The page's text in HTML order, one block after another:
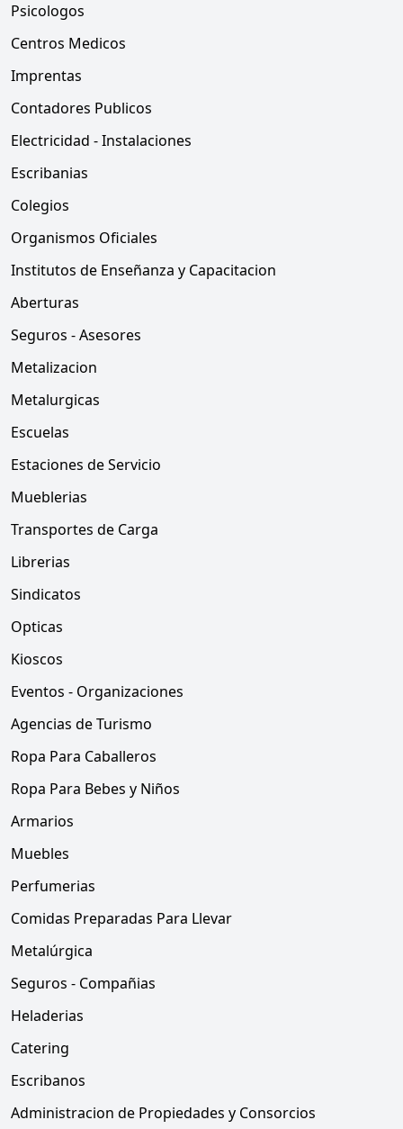
Psicologos
Centros Medicos
Imprentas
Contadores Publicos
Electricidad - Instalaciones
Escribanias
Colegios
Organismos Oficiales
Institutos de Enseñanza y Capacitacion
Aberturas
Seguros - Asesores
Metalizacion
Metalurgicas
Escuelas
Estaciones de Servicio
Mueblerias
Transportes de Carga
Librerias
Sindicatos
Opticas
Kioscos
Eventos - Organizaciones
Agencias de Turismo
Ropa Para Caballeros
Ropa Para Bebes y Niños
Armarios
Muebles
Perfumerias
Comidas Preparadas Para Llevar
Metalúrgica
Seguros - Compañias
Heladerias
Catering
Escribanos
Administracion de Propiedades y Consorcios